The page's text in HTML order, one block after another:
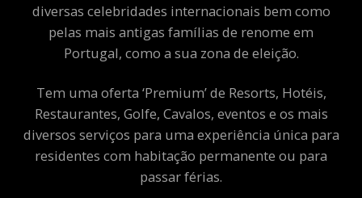
diversas celebridades internacionais bem como
pelas mais antigas famílias de renome em
Portugal, como a sua zona de eleição.
Tem uma oferta ‘Premium’ de Resorts, Hotéis,
Restaurantes, Golfe, Cavalos, eventos e os mais
diversos serviços para uma experiência única para
residentes com habitação permanente ou para
passar férias.